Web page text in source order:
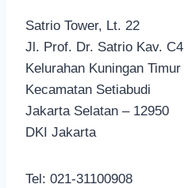
Satrio Tower, Lt. 22
Jl. Prof. Dr. Satrio Kav. C4
Kelurahan Kuningan Timur
Kecamatan Setiabudi
Jakarta Selatan – 12950
DKI Jakarta
Tel: 021-31100908